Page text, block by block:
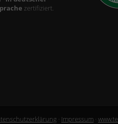
zertifiziert.
· Impressum ·